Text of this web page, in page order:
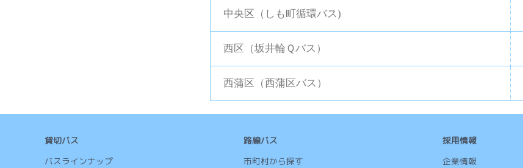
中央区（しも町循環バス)
西区（坂井輪Ｑバス）
西蒲区（西蒲区バス）
貸切バス
バスラインナップ
路線バス
市町村から探す
採用情報
企業情報